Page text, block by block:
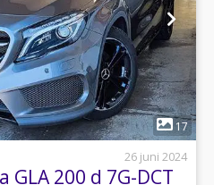
17
26 juni 2024
GLA 200 d 7G-DCT